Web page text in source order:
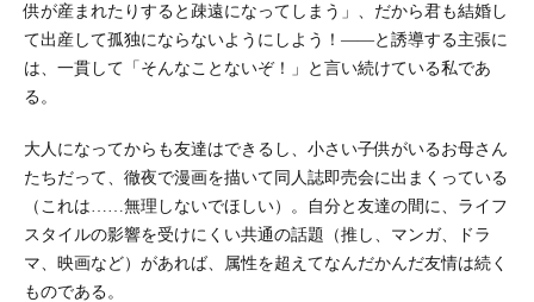
供が産まれたりすると疎遠になってしまう」、だから君も結婚し
て出産して孤独にならないようにしよう！――と誘導する主張に
は、一貫して「そんなことないぞ！」と言い続けている私であ
る。
大人になってからも友達はできるし、小さい子供がいるお母さん
たちだって、徹夜で漫画を描いて同人誌即売会に出まくっている
（これは……無理しないでほしい）。自分と友達の間に、ライフ
スタイルの影響を受けにくい共通の話題（推し、マンガ、ドラ
マ、映画など）があれば、属性を超えてなんだかんだ友情は続く
ものである。